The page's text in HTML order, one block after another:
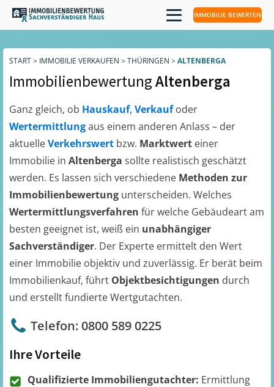
IMMOBILIE BEWERTEN
START> IMMOBILIE VERKAUFEN > THÜRINGEN > ALTENBERGA
ImmobilienbewertungAltenberga
Ganz gleich, ob Hauskauf, Verkaufoder
Wertermittlungaus einem anderen Anlass – der
aktuelleVerkehrswert bzw. Marktwert einer
Immobilie in Altenberga sollte realistisch geschätzt
werden. Es lassen sich verschiedene Methoden zur
Immobilienbewertung unterscheiden. Welches
Wertermittlungsverfahren für welche Gebäudeart am
besten geeignet ist, weiß ein unabhängiger
Sachverständiger. Der Experte ermittelt den Wert
einer Immobilie objektiv und zuverlässig. Er berät beim
Immobilienkauf, führt Objektbesichtigungen durch
und erstellt fundierte Wertgutachten.
Telefon: 0800 589 0225
Ihre Vorteile
Qualifizierte Immobiliengutachter: Ermittlung